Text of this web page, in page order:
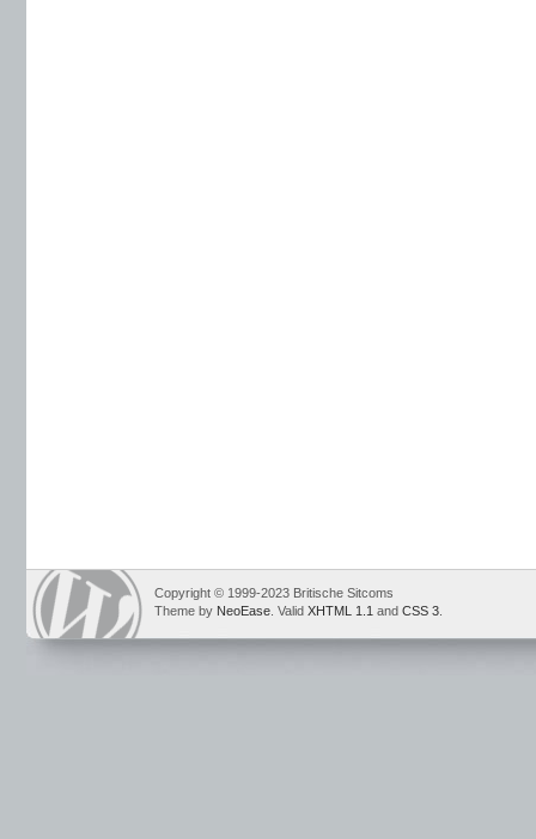
Copyright © 1999-2023 Britische Sitcoms
Theme by NeoEase . Valid XHTML 1.1 and CSS 3